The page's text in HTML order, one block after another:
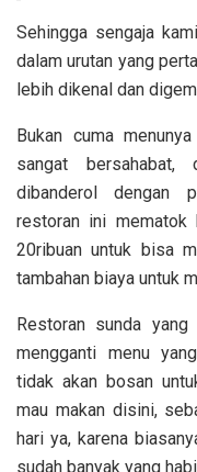
Sehingga sengaja
dalam urutan yang
lebih dikenal dan
Bukan cuma
sangat bersahabat,
dibanderol dengan
restoran ini
20ribuan untuk bisa
tambahan biaya untuk
Restoran sunda
mengganti menu
tidak akan bosan
mau makan disini,
hari ya, karena
sudah banyak yang